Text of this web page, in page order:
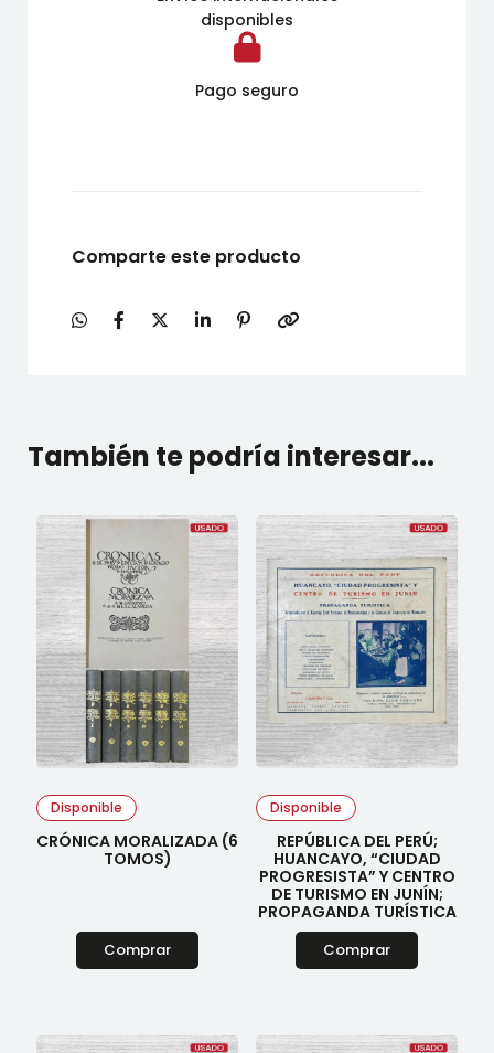
disponibles
Pago seguro
Comparte este producto
También te podría interesar...
Disponible
CRÓNICA MORALIZADA (6
TOMOS)
Comprar
Disponible
REPÚBLICA DEL PERÚ;
HUANCAYO, “CIUDAD
PROGRESISTA” Y CENTRO
DE TURISMO EN JUNÍN;
PROPAGANDA TURÍSTICA
Comprar